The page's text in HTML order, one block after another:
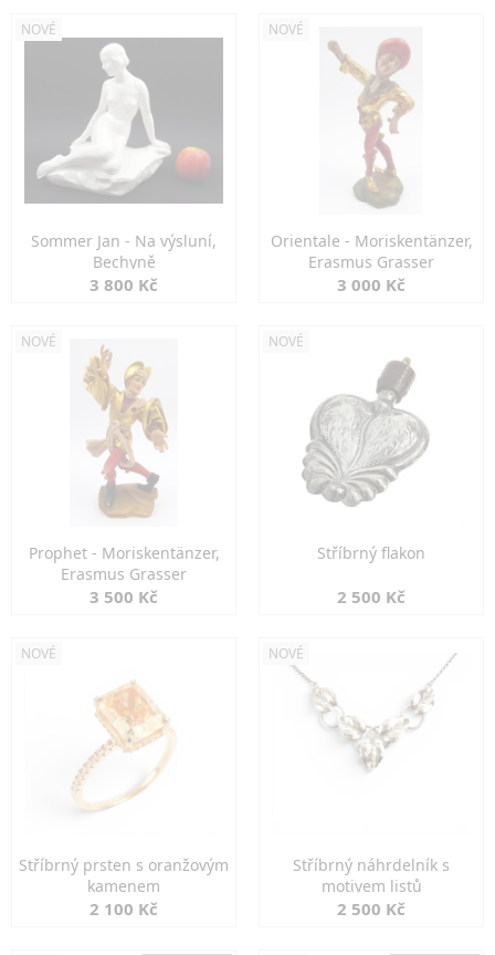
NOVÉ
Sommer Jan - Na výsluní,
Bechyně
3 800 Kč
NOVÉ
Orientale - Moriskentänzer,
Erasmus Grasser
3 000 Kč
NOVÉ
Prophet - Moriskentänzer,
Erasmus Grasser
3 500 Kč
NOVÉ
Stříbrný flakon
2 500 Kč
NOVÉ
Stříbrný prsten s oranžovým
kamenem
2 100 Kč
NOVÉ
Stříbrný náhrdelník s
motivem listů
2 500 Kč